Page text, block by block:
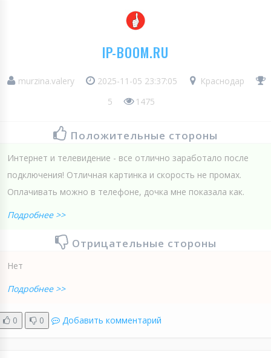
IP-BOOM.RU
murzina.valery 2025-11-05 23:37:05
Краснодар
5
1475
Положительные стороны
Интернет и телевидение - все отлично заработало после
подключения! Отличная картинка и скорость не промах.
Оплачивать можно в телефоне, дочка мне показала как.
Подробнее >>
Отрицательные стороны
Нет
Подробнее >>
0 0 Добавить комментарий